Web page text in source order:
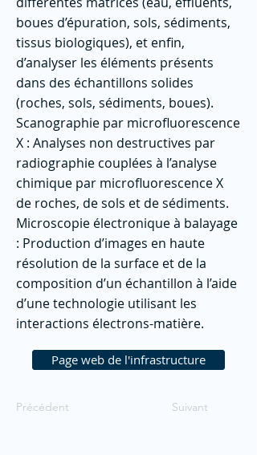
boues d’épuration, sols, sédiments,
tissus biologiques), et enfin,
d’analyser les éléments présents
dans des échantillons solides
(roches, sols, sédiments, boues).
Scanographie par microfluorescence
X : Analyses non destructives par
radiographie couplées à l’analyse
chimique par microfluorescence X
de roches, de sols et de sédiments.
Microscopie électronique à balayage
: Production d’images en haute
résolution de la surface et de la
composition d’un échantillon à l’aide
d’une technologie utilisant les
interactions électrons-matière.
Page web de l'infrastructure
Précédent Suivant